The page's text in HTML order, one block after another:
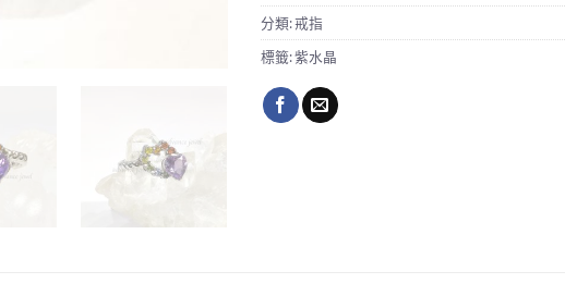
分類:戒指
標籤:紫水晶